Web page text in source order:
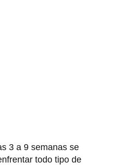
3 a 9 semanas se
todo tipo de